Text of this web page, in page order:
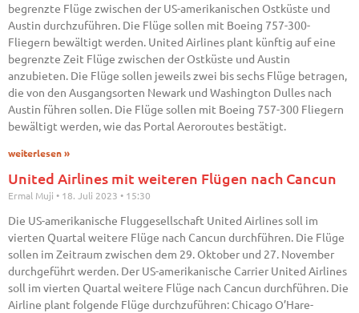
begrenzte Flüge zwischen der US-amerikanischen Ostküste und
Austin durchzuführen. Die Flüge sollen mit Boeing 757-300-
Fliegern bewältigt werden. United Airlines plant künftig auf eine
begrenzte Zeit Flüge zwischen der Ostküste und Austin
anzubieten. Die Flüge sollen jeweils zwei bis sechs Flüge betragen,
die von den Ausgangsorten Newark und Washington Dulles nach
Austin führen sollen. Die Flüge sollen mit Boeing 757-300 Fliegern
bewältigt werden, wie das Portal Aeroroutes bestätigt.
weiterlesen »
United Airlines mit weiteren Flügen nach Cancun
Ermal Muji 18. Juli 2023 15:30
Die US-amerikanische Fluggesellschaft United Airlines soll im
vierten Quartal weitere Flüge nach Cancun durchführen. Die Flüge
sollen im Zeitraum zwischen dem 29. Oktober und 27. November
durchgeführt werden. Der US-amerikanische Carrier United Airlines
soll im vierten Quartal weitere Flüge nach Cancun durchführen. Die
Airline plant folgende Flüge durchzuführen: Chicago O’Hare-